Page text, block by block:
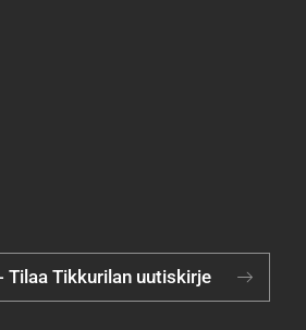
Tilaa Tikkurilan uutiskirje